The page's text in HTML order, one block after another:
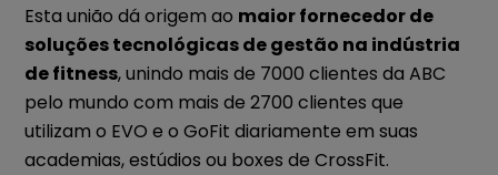
Esta união dá origem ao maior fornecedor de
soluções tecnológicas de gestão na indústria
de fitness, unindo mais de 7000 clientes da ABC
pelo mundo com mais de 2700 clientes que
utilizam o EVO e o GoFit diariamente em suas
academias, estúdios ou boxes de CrossFit.